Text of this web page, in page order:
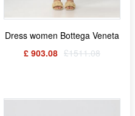
Dress women Bottega Veneta
£ 903.08 £1511.08